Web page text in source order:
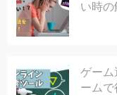
い時の
ゲーム
ーム